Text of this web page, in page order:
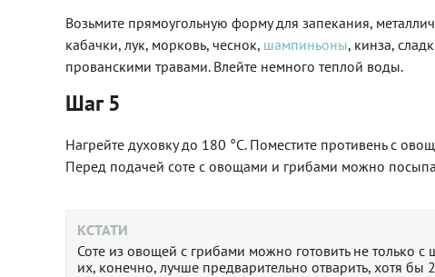
Возьмите прямоугольную форму для запекания,
кабачки, лук, морковь, чеснок, шампиньоны, кинза,
прованскими травами. Влейте немного теплой воды.
Шаг 5
Нагрейте духовку до 180 °C. Поместите противень с
Перед подачей соте с овощами и грибами можно
КСТАТИ
Соте из овощей с грибами можно готовить не только
их, конечно, лучше предварительно отварить, хотя бы